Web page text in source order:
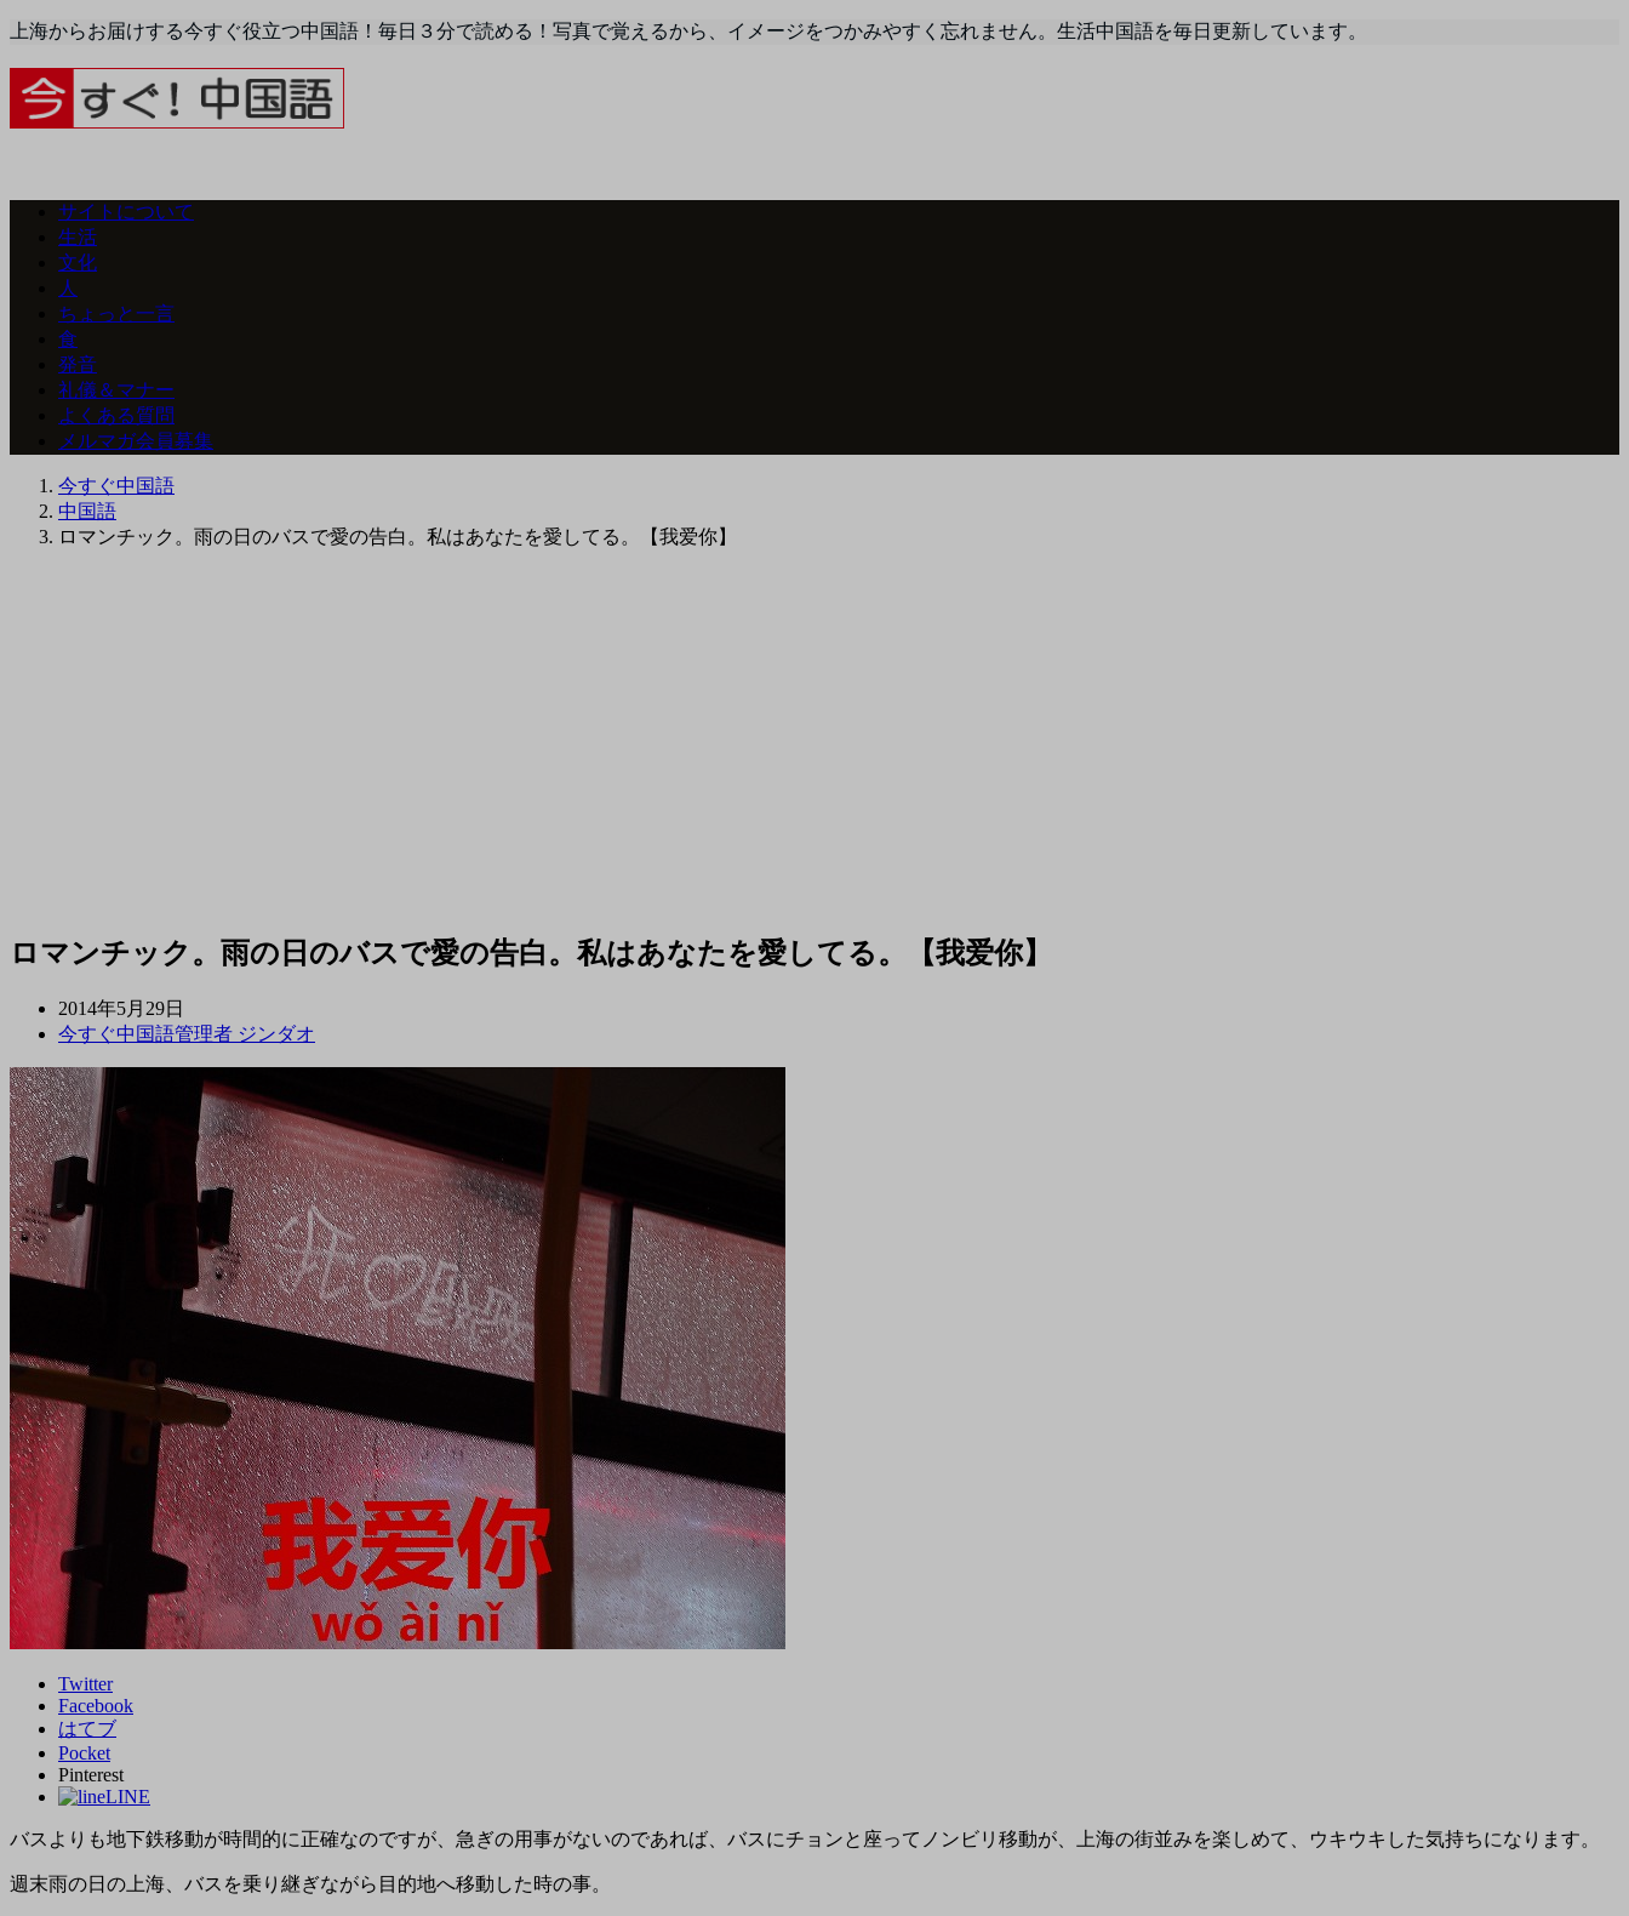
上海からお届けする今すぐ役立つ中国語！毎日３分で読める！写真で覚えるから、イメージをつかみやすく忘れません。生活中国語を毎日更新しています。
サイトについて
生活
文化
人
ちょっと一言
食
発音
礼儀＆マナー
よくある質問
メルマガ会員募集
今すぐ中国語
中国語
ロマンチック。雨の日のバスで愛の告白。私はあなたを愛してる。【我爱你】
ロマンチック。雨の日のバスで愛の告白。私はあなたを愛してる。【我爱你】
2014年5月29日
今すぐ中国語管理者 ジンダオ
Twitter
Facebook
はてブ
Pocket
Pinterest
LINE
バスよりも地下鉄移動が時間的に正確なのですが、急ぎの用事がないのであれば、バスにチョンと座ってノンビリ移動が、上海の街並みを楽しめて、ウキウキした気持ちになります。
週末雨の日の上海、バスを乗り継ぎながら目的地へ移動した時の事。